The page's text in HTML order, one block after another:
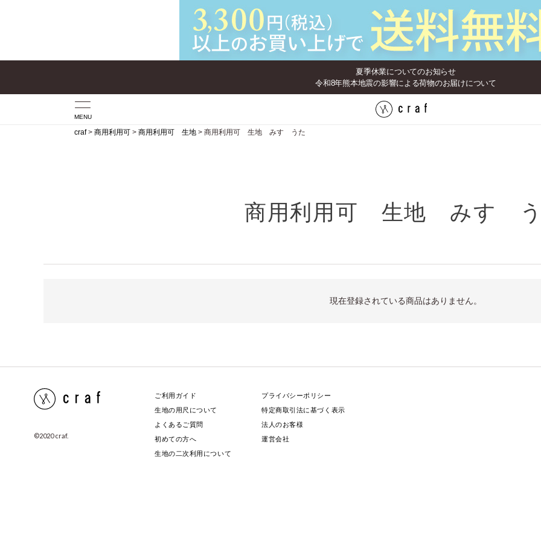
夏季休業についてのお知らせ
令和8年熊本地震の影響による荷物のお届けについて
MENU
craf 商用利用可 商用利用可 生地 商用利用可 生地 みすゞうた
商用利用可 生地 みすゞ
現在登録されている商品はありません。
ご利用ガイド
生地の用尺について
よくあるご質問
初めての方へ
生地の二次利用について
プライバシーポリシー
特定商取引法に基づく表示
法人のお客様
運営会社
©️2020 craf.